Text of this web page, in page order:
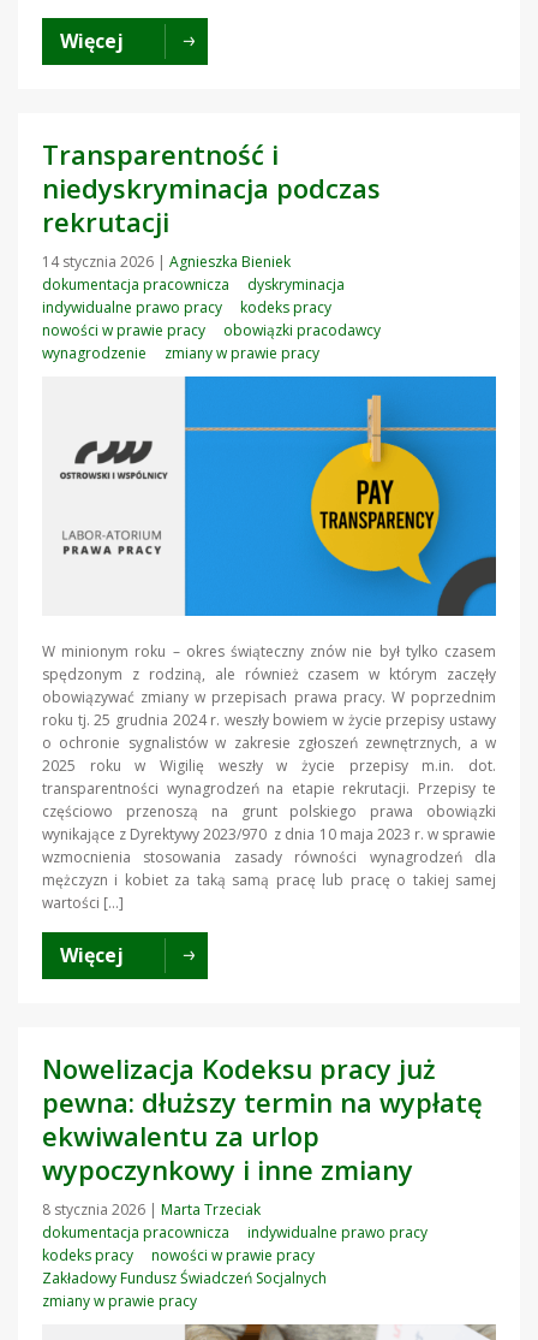
Więcej
Transparentność i
niedyskryminacja podczas
rekrutacji
14 stycznia 2026 | Agnieszka Bieniek
dokumentacja pracownicza
dyskryminacja
indywidualne prawo pracy
kodeks pracy
nowości w prawie pracy
obowiązki pracodawcy
wynagrodzenie
zmiany w prawie pracy
W minionym roku – okres świąteczny znów nie był tylko czasem
spędzonym z rodziną, ale również czasem w którym zaczęły
obowiązywać zmiany w przepisach prawa pracy. W poprzednim
roku tj. 25 grudnia 2024 r. weszły bowiem w życie przepisy ustawy
o ochronie sygnalistów w zakresie zgłoszeń zewnętrznych, a w
2025 roku w Wigilię weszły w życie przepisy m.in. dot.
transparentności wynagrodzeń na etapie rekrutacji. Przepisy te
częściowo przenoszą na grunt polskiego prawa obowiązki
wynikające z Dyrektywy 2023/970 z dnia 10 maja 2023 r. w sprawie
wzmocnienia stosowania zasady równości wynagrodzeń dla
mężczyzn i kobiet za taką samą pracę lub pracę o takiej samej
wartości […]
Więcej
Nowelizacja Kodeksu pracy już
pewna: dłuższy termin na wypłatę
ekwiwalentu za urlop
wypoczynkowy i inne zmiany
8 stycznia 2026 | Marta Trzeciak
dokumentacja pracownicza
indywidualne prawo pracy
kodeks pracy
nowości w prawie pracy
Zakładowy Fundusz Świadczeń Socjalnych
zmiany w prawie pracy